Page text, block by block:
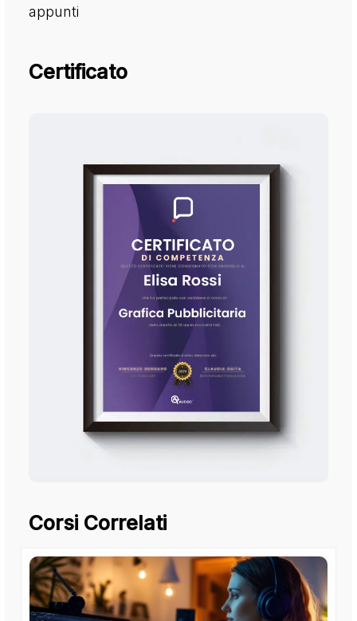
appunti
Certificato
Corsi Correlati